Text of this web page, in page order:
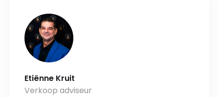
Etiënne Kruit
Verkoop adviseur